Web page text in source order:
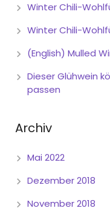
Winter Chili-
Winter Chili-
(English) Mulled
Dieser Glühwein
passen
Archiv
Mai 2022
Dezember 2018
November 2018